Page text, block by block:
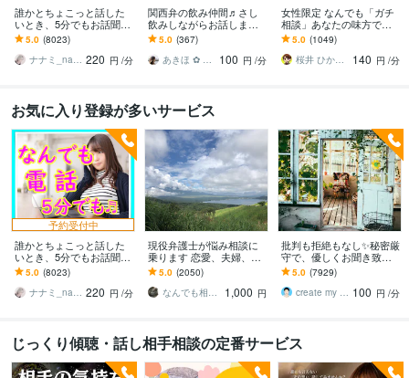
誰かとちょこっと話した
いとき、5分でもお話聞き
ます 疲れた～、でもカウ
ンセリングじゃない、な
んとなく雑談聞いて～
5.0 (8023)
ナナミ_nanami 220 円 /分
関西弁の飲み仲間♬さし
飲みしながらお話します
何となく話したい✨酔った
時のいい気分のまま⭐︎お話
しましょう
5.0 (367)
あきほ ✿ 元気を届ける関西女子✨
100 円 /分
女性限定 なんでも「ガチ
相談」あなたの味方で話
ます 男性目線で、あなた
の恋の“答え”を言葉にしま
す。
5.0 (1049)
桜井 ひかる｜経験豊富の恋愛相談室
140 円 /分
お気に入り登録が多いサービス
予約受付中
誰かとちょこっと話した
いとき、5分でもお話聞き
ます 疲れた～、でもカウ
ンセリングじゃない、な
んとなく雑談聞いて～
5.0 (8023)
ナナミ_nanami 220 円 /分
現役弁護士が悩み相談に
乗ります 恋愛、夫婦、学
校、会社、お金，単なる
愚痴など何でもOK！
5.0 (2050)
なんでも相談員
1,000 円
批判も拒絶もなし✨秘密厳
守で、優しくお聞き致し
ます ✨お試し１分から✨
違うかな？と思ったら途
中で切って構いません
5.0 (7929)
create my life 100 円 /分
じっくり傾聴・話し相手相談の定番サービス